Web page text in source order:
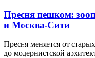
Пресня пешком:
и Москва-Сити
Пресня меняется от
до модернистской